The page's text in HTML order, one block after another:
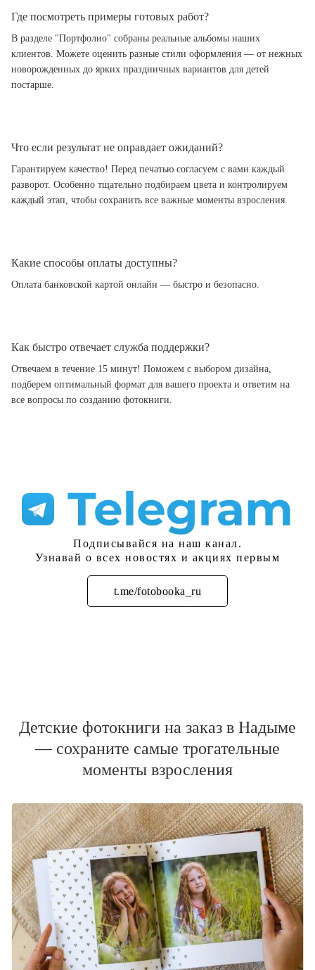
Где посмотреть примеры готовых работ?
В разделе "Портфолио" собраны реальные альбомы наших
клиентов. Можете оценить разные стили оформления — от нежных
новорожденных до ярких праздничных вариантов для детей
постарше.
Что если результат не оправдает ожиданий?
Гарантируем качество! Перед печатью согласуем с вами каждый
разворот. Особенно тщательно подбираем цвета и контролируем
каждый этап, чтобы сохранить все важные моменты взросления.
Какие способы оплаты доступны?
Оплата банковской картой онлайн — быстро и безопасно.
Как быстро отвечает служба поддержки?
Отвечаем в течение 15 минут! Поможем с выбором дизайна,
подберем оптимальный формат для вашего проекта и ответим на
все вопросы по созданию фотокниги.
Подписывайся на наш канал.
Узнавай о всех новостях и акциях первым
t.me/fotobooka_ru
Подписаться
Детские фотокниги на заказ в Надыме
— сохраните самые трогательные
моменты взросления